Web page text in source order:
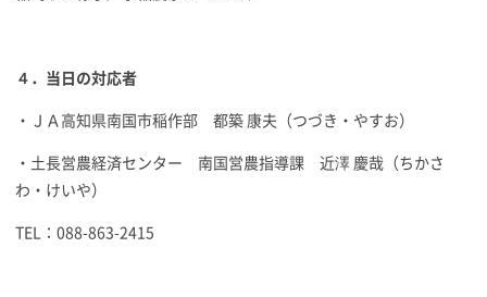
４．当日の対応者
・ＪＡ高知県南国市稲作部 都築 康夫（つづき・やすお）
・土長営農経済センター 南国営農指導課 近澤 慶哉（ちかさ
わ・けいや）
TEL：088-863-2415